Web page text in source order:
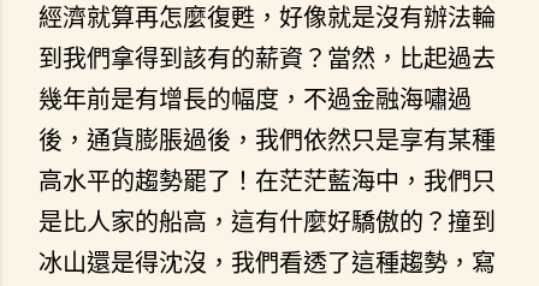
經濟就算再怎麼復甦，好像就是沒有辦法輪
到我們拿得到該有的薪資？當然，比起過去
幾年前是有增長的幅度，不過金融海嘯過
後，通貨膨脹過後，我們依然只是享有某種
高水平的趨勢罷了！在茫茫藍海中，我們只
是比人家的船高，這有什麼好驕傲的？撞到
冰山還是得沈沒，我們看透了這種趨勢，寫